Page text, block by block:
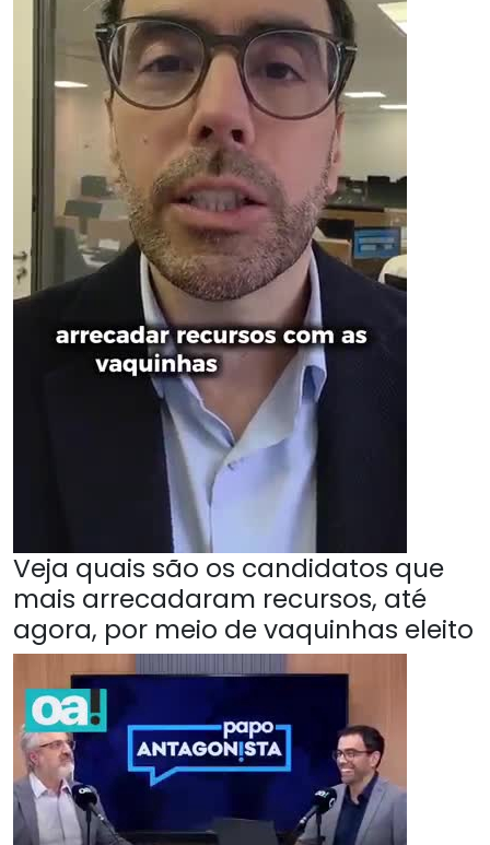
Veja quais são os candidatos que
mais arrecadaram recursos, até
agora, por meio de vaquinhas eleito